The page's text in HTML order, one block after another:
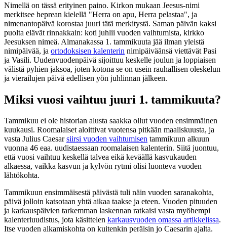
Nimellä on tässä erityinen paino. Kirkon mukaan Jeesus-nimi
merkitsee heprean kielellä "Herra on apu, Herra pelastaa", ja
nimenantopäivä korostaa juuri tätä merkitystä. Saman päivän kaksi
puolta elävät rinnakkain: koti juhlii vuoden vaihtumista, kirkko
Jeesuksen nimeä. Almanakassa 1. tammikuuta jää ilman yleistä
nimipäivää, ja ortodoksisen kalenterin nimipäiväänsä viettävät Pasi
ja Vasili. Uudenvuodenpäivä sijoittuu keskelle joulun ja loppiaisen
välistä pyhien jaksoa, joten kotona se on usein rauhallisen oleskelun
ja vierailujen päivä edellisen yön juhlinnan jälkeen.
Miksi vuosi vaihtuu juuri 1. tammikuuta?
Tammikuu ei ole historian alusta saakka ollut vuoden ensimmäinen
kuukausi. Roomalaiset aloittivat vuotensa pitkään maaliskuusta, ja
vasta Julius Caesarsiirsi vuoden vaihtumisen tammikuun alkuun
vuonna 46 eaa. uudistaessaan roomalaisen kalenterin. Siitä juontuu,
että vuosi vaihtuu keskellä talvea eikä keväällä kasvukauden
alkaessa, vaikka kasvun ja kylvön rytmi olisi luonteva vuoden
lähtökohta.
Tammikuun ensimmäisestä päivästä tuli näin vuoden saranakohta,
päivä jolloin katsotaan yhtä aikaa taakse ja eteen. Vuoden pituuden
ja karkauspäivien tarkemman laskennan ratkaisi vasta myöhempi
kalenteriuudistus, jota käsittelen karkausvuoden omassa artikkelissa.
Itse vuoden alkamiskohta on kuitenkin peräisin jo Caesarin ajalta.